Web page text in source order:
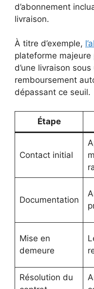
d’abonnement
livraison.
À titre d’exemple,
plateforme
d’une livraison
remboursement
dépassant ce seuil.
Étape
Contact initial
Documentation
Mise en
demeure
Résolution du